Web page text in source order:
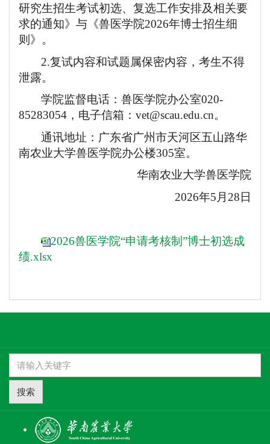
研究生招生考试初选、复选工作安排及相关要
求的通知》与《兽医学院2026年博士招生细
则》。
2.复试内容和试题属保密内容，考生不得
泄露。
学院监督电话：兽医学院办公室020-
85283054，电子信箱：vet@scau.edu.cn。
通讯地址：广东省广州市天河区五山路华
南农业大学兽医学院办公楼305室。
华南农业大学兽医学院
2026年5 月 28日
2026兽医学院“申请考核制”博士初选成
绩.xlsx
搜索